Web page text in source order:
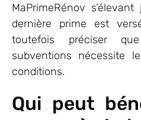
MaPrimeRénov
dernière prime est
toutefois préciser
subventions nécessite
conditions.
Qui peut